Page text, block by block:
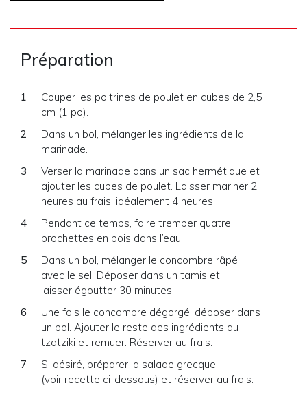
Préparation
Couper les poitrines de poulet en cubes de 2,5
cm (1 po).
Dans un bol, mélanger les ingrédients de la
marinade.
Verser la marinade dans un sac hermétique et
ajouter les cubes de poulet. Laisser mariner 2
heures au frais, idéalement 4 heures.
Pendant ce temps, faire tremper quatre
brochettes en bois dans l’eau.
Dans un bol, mélanger le concombre râpé
avec le sel. Déposer dans un tamis et
laisser égoutter 30 minutes.
Une fois le concombre dégorgé, déposer dans
un bol. Ajouter le reste des ingrédients du
tzatziki et remuer. Réserver au frais.
Si désiré, préparer la salade grecque
(voir recette ci-dessous) et réserver au frais.